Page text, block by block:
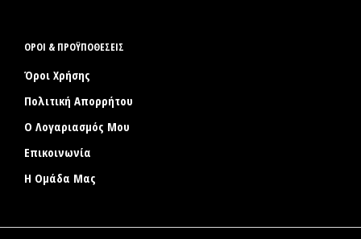
ΟΡΟΙ & ΠΡΟΫΠΟΘΕΣΕΙΣ
Όροι Χρήσης
Πολιτική Απορρήτου
Ο Λογαριασμός Μου
Επικοινωνία
Η Ομάδα Μας